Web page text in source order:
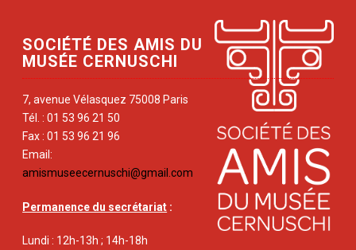
SOCIÉTÉ DES AMIS DU
MUSÉE CERNUSCHI
7, avenue Vélasquez 75008 Paris
Tél. : 01 53 96 21 50
Fax : 01 53 96 21 96
Email:
amismuseecernuschi@gmail.com
Permanence du secrétariat :
Lundi : 12h-13h ; 14h-18h